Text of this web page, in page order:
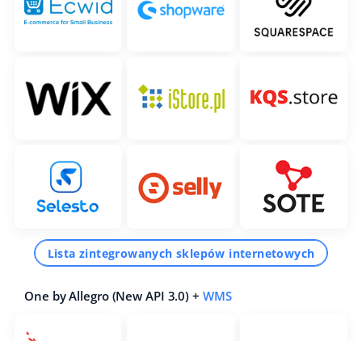
Lista zintegrowanych sklepów internetowych
One by Allegro (New API 3.0) + WMS